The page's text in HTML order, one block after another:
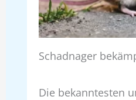
Schadnager
Die bekanntesten